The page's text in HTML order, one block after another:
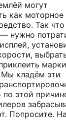
могут
как моторное
Так
нужно
Мы кладём эти
этой
Попросите.